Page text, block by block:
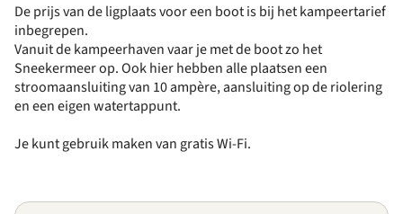
De prijs van de ligplaats voor een boot is bij het kampeertarief
inbegrepen.
Vanuit de kampeerhaven vaar je met de boot zo het
Sneekermeer op. Ook hier hebben alle plaatsen een
stroomaansluiting van 10 ampère, aansluiting op de riolering
en een eigen watertappunt.
Je kunt gebruik maken van gratis Wi-Fi.